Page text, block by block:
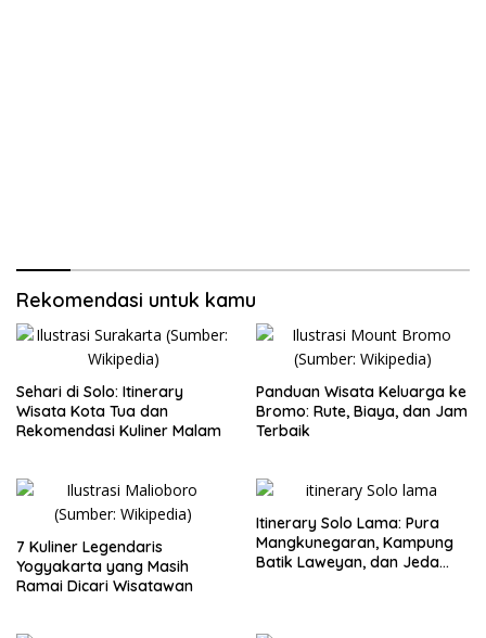
Rekomendasi untuk kamu
Sehari di Solo: Itinerary
Wisata Kota Tua dan
Rekomendasi Kuliner Malam
Panduan Wisata Keluarga ke
Bromo: Rute, Biaya, dan Jam
Terbaik
7 Kuliner Legendaris
Yogyakarta yang Masih
Ramai Dicari Wisatawan
Itinerary Solo Lama: Pura
Mangkunegaran, Kampung
Batik Laweyan, dan Jeda